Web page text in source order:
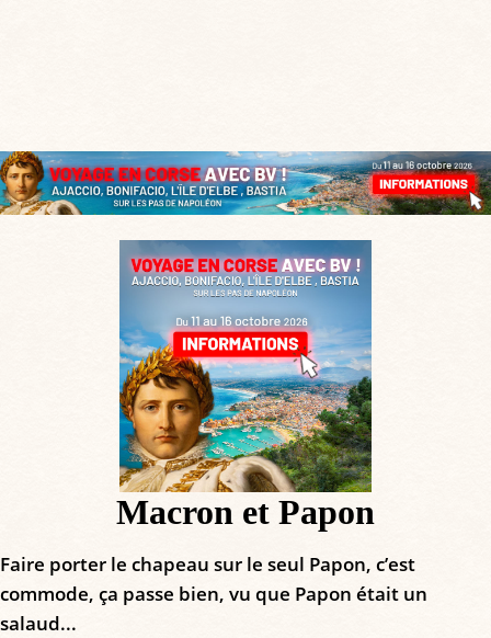
Macron et Papon
Faire porter le chapeau sur le seul Papon, c’est
commode, ça passe bien, vu que Papon était un
salaud...